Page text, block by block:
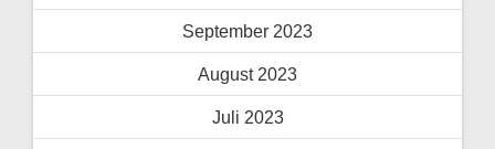
September 2023
August 2023
Juli 2023